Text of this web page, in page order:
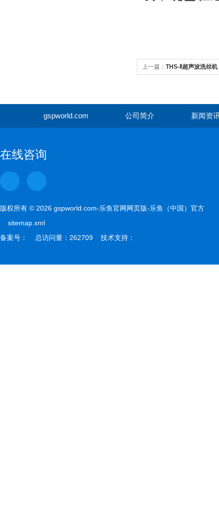
上一篇： THS-Ⅱ超声波洗丝机
gspworld.com 公司简介 新闻资
在线咨询
版权所有 © 2026 gspworld.com-乐鱼官网网页版-乐鱼（中国）官方
sitemap.xml
备案号： 总访问量：262709 技术支持：